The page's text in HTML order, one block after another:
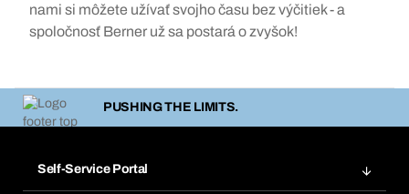
nami si môžete užívať svojho času bez výčitiek - a
spoločnosť Berner už sa postará o zvyšok!
PUSHING THE LIMITS.
Self-Service Portal